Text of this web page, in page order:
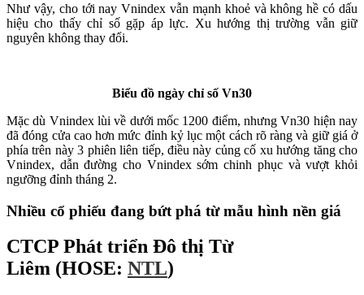
Như vậy, cho tới nay Vnindex vẫn mạnh khoẻ và không hề có dấu
hiệu cho thấy chỉ số gặp áp lực. Xu hướng thị trường vẫn giữ
nguyên không thay đổi.
Biểu đồ ngày chỉ số Vn30
Mặc dù Vnindex lùi về dưới mốc 1200 điểm, nhưng Vn30 hiện nay
đã đóng cửa cao hơn mức đỉnh kỷ lục một cách rõ ràng và giữ giá ở
phía trên này 3 phiên liên tiếp, điều này củng cố xu hướng tăng cho
Vnindex, dẫn đường cho Vnindex sớm chinh phục và vượt khỏi
ngưỡng đỉnh tháng 2.
Nhiều cổ phiếu đang bứt phá từ mẫu hình nền giá
CTCP Phát triển Đô thị Từ
Liêm (HOSE: NTL)